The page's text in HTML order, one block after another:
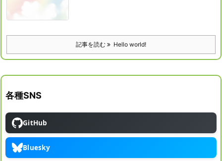
記事を読む Hello world!
各種SNS
GitHub
Bluesky